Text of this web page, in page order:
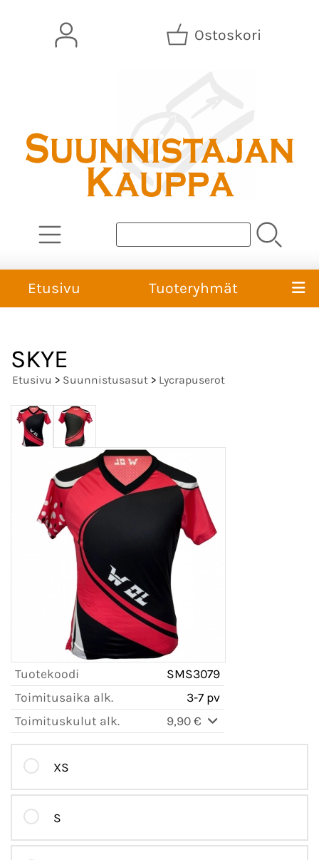
Ostoskori
Etusivu Tuoteryhmät
SKYE
Etusivu > Suunnistusasut > Lycrapuserot
Tuotekoodi
SMS3079
Toimitusaika alk.
3-7 pv
Toimituskulut alk.
9,90 €
XS
S